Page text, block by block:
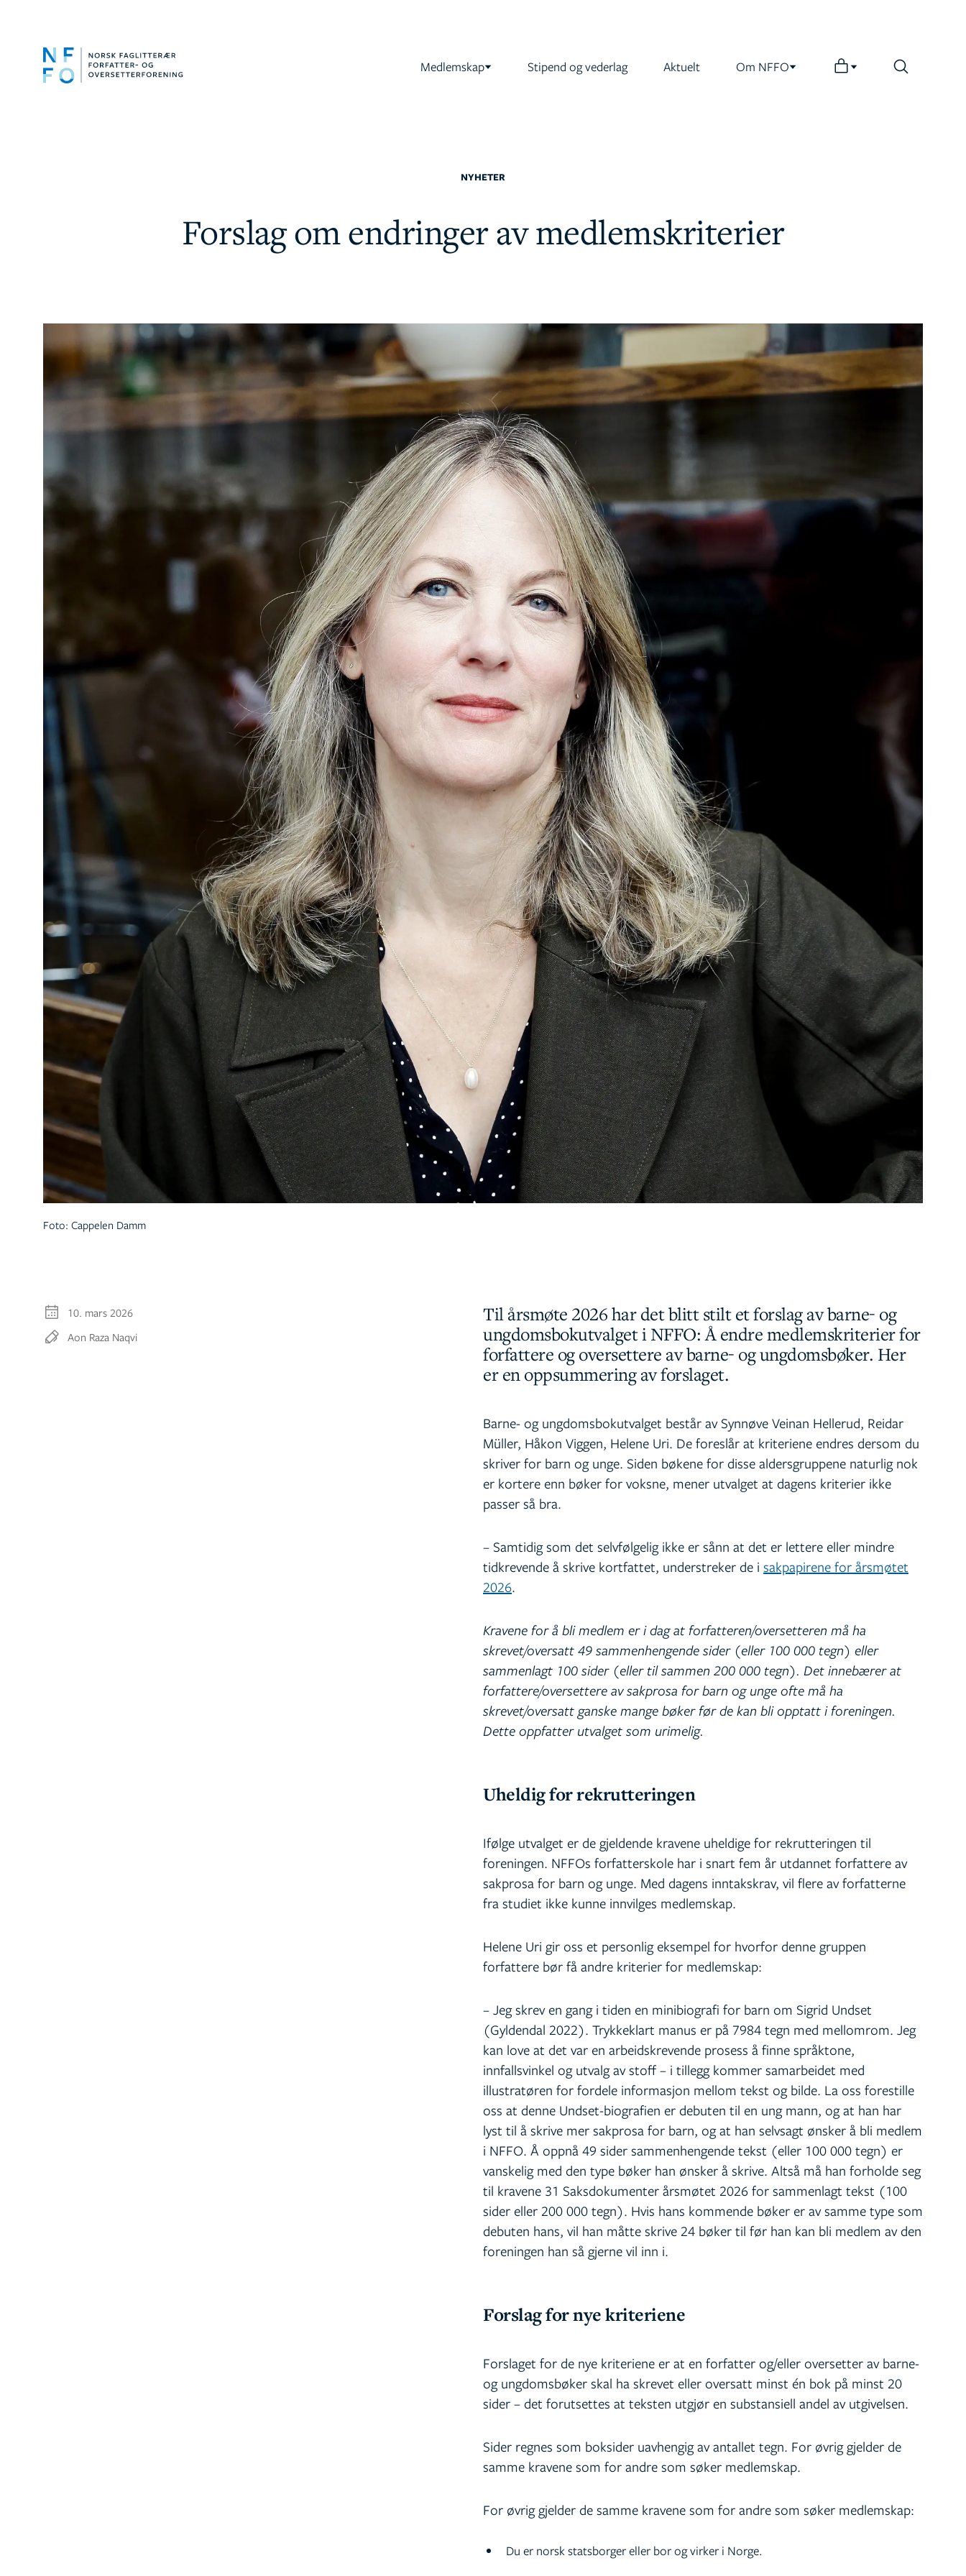
Medlemskap Stipend og vederlag Aktuelt Om NFFO
NYHETER
Forslag om endringer av medlemskriterier
Foto: Cappelen Damm
10. mars 2026
Aon Raza Naqvi
Til årsmøte 2026 har det blitt stilt et forslag av barne- og
ungdomsbokutvalget i NFFO: Å endre medlemskriterier for
forfattere og oversettere av barne- og ungdomsbøker. Her
er en oppsummering av forslaget.
Barne- og ungdomsbokutvalget består av Synnøve Veinan Hellerud, Reidar
Müller, Håkon Viggen, Helene Uri. De foreslår at kriteriene endres dersom du
skriver for barn og unge. Siden bøkene for disse aldersgruppene naturlig nok
er kortere enn bøker for voksne, mener utvalget at dagens kriterier ikke
passer så bra.
– Samtidig som det selvfølgelig ikke er sånn at det er lettere eller mindre
tidkrevende å skrive kortfattet, understreker de i sakpapirene for årsmøtet
2026.
Kravene for å bli medlem er i dag at forfatteren/oversetteren må ha
skrevet/oversatt 49 sammenhengende sider (eller 100 000 tegn) eller
sammenlagt 100 sider (eller til sammen 200 000 tegn). Det innebærer at
forfattere/oversettere av sakprosa for barn og unge ofte må ha
skrevet/oversatt ganske mange bøker før de kan bli opptatt i foreningen.
Dette oppfatter utvalget som urimelig.
Uheldig for rekrutteringen
Ifølge utvalget er de gjeldende kravene uheldige for rekrutteringen til
foreningen. NFFOs forfatterskole har i snart fem år utdannet forfattere av
sakprosa for barn og unge. Med dagens inntakskrav, vil flere av forfatterne
fra studiet ikke kunne innvilges medlemskap.
Helene Uri gir oss et personlig eksempel for hvorfor denne gruppen
forfattere bør få andre kriterier for medlemskap:
– Jeg skrev en gang i tiden en minibiografi for barn om Sigrid Undset
(Gyldendal 2022). Trykkeklart manus er på 7984 tegn med mellomrom. Jeg
kan love at det var en arbeidskrevende prosess å finne språktone,
innfallsvinkel og utvalg av stoff – i tillegg kommer samarbeidet med
illustratøren for fordele informasjon mellom tekst og bilde. La oss forestille
oss at denne Undset-biografien er debuten til en ung mann, og at han har
lyst til å skrive mer sakprosa for barn, og at han selvsagt ønsker å bli medlem
i NFFO. Å oppnå 49 sider sammenhengende tekst (eller 100 000 tegn) er
vanskelig med den type bøker han ønsker å skrive. Altså må han forholde seg
til kravene 31 Saksdokumenter årsmøtet 2026 for sammenlagt tekst (100
sider eller 200 000 tegn). Hvis hans kommende bøker er av samme type som
debuten hans, vil han måtte skrive 24 bøker til før han kan bli medlem av den
foreningen han så gjerne vil inn i.
Forslag for nye kriteriene
Forslaget for de nye kriteriene er at en forfatter og/eller oversetter av barne-
og ungdomsbøker skal ha skrevet eller oversatt minst én bok på minst 20
sider – det forutsettes at teksten utgjør en substansiell andel av utgivelsen.
Sider regnes som boksider uavhengig av antallet tegn. For øvrig gjelder de
samme kravene som for andre som søker medlemskap.
For øvrig gjelder de samme kravene som for andre som søker medlemskap:
Du er norsk statsborger eller bor og virker i Norge.